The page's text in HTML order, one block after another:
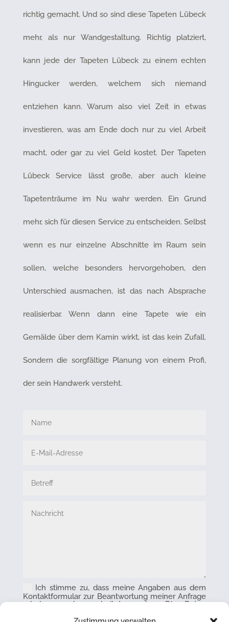
richtig gemacht. Und so sind diese Tapeten Lübeck
mehr, als nur Wandgestaltung. Richtig platziert,
kann jede der Tapeten Lübeck zu einem echten
Hingucker werden, welchem sich niemand
entziehen kann. Warum also viel Zeit in etwas
investieren, was am Ende doch nur zu viel Arbeit
macht, oder gar zu viel Geld kostet. Der Tapeten
Lübeck Service lässt große, aber auch kleine
Tapetenträume im Nu wahr werden. Ein Grund
mehr, sich für diesen Service zu entscheiden. Selbst
wenn es nur einzelne Abschnitte im Raum sein
sollen, welche besonders hervorgehoben, den
Unterschied ausmachen, ist das nach Absprache
realisierbar. Wenn dann eine Tapete wie ein
Gemälde über dem Kamin wirkt, ist das kein Zufall.
Sondern die sorgfältige Planung von einem Profi,
der sein Handwerk versteht.
Ich stimme zu, dass meine Angaben aus dem
Kontaktformular zur Beantwortung meiner Anfrage
erhoben und verarbeitet werden. Die Daten
Anfrage gelöscht. Hinweis: Sie können Ihre